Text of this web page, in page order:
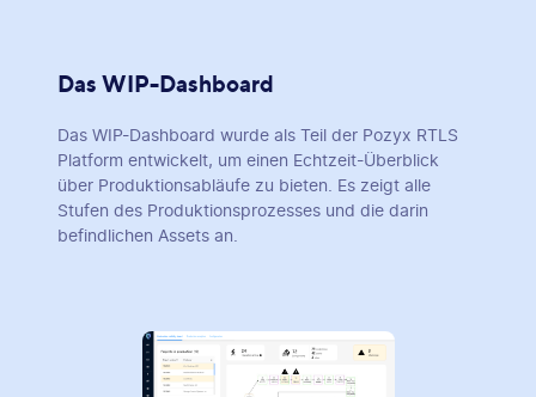
Das WIP-Dashboard
Das WIP-Dashboard wurde als Teil der Pozyx RTLS
Platform entwickelt, um einen Echtzeit-Überblick
über Produktionsabläufe zu bieten. Es zeigt alle
Stufen des Produktionsprozesses und die darin
befindlichen Assets an.